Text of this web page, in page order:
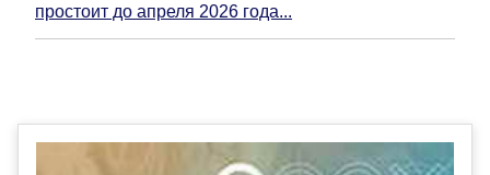
простоит до апреля 2026 года...